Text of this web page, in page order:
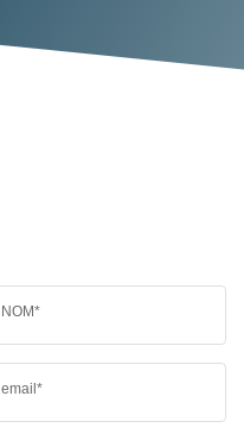
NOM*
email*